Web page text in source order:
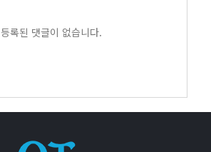
등록된 댓글이 없습니다.